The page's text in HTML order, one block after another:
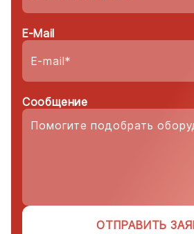
E-Mail
Сообщение
ОТПРАВИТЬ